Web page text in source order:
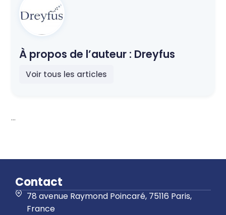
À propos de l’auteur : Dreyfus
Voir tous les articles
...
Contact
78 avenue Raymond Poincaré, 75116 Paris,
France